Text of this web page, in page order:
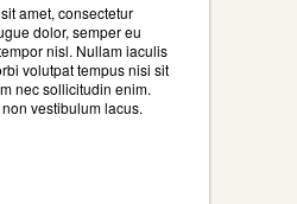
amet, consectetur
dolor, semper eu
nisl. Nullam iaculis
volutpat tempus nisi sit
nec sollicitudin enim.
vestibulum lacus.